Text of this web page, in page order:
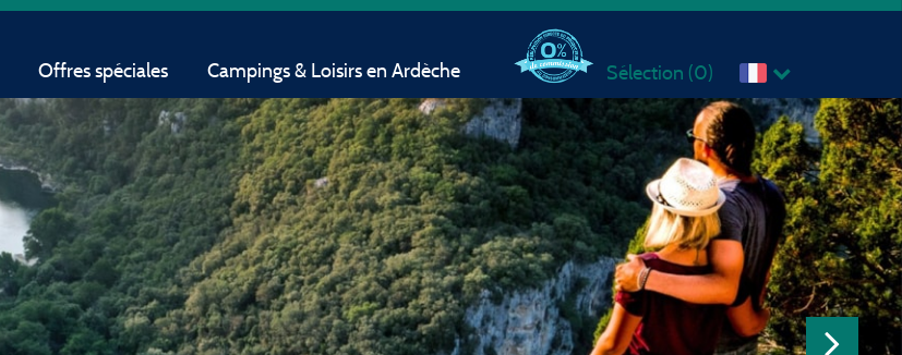
Offres spéciales Campings & Loisirs en Ardèche Sélection (0)